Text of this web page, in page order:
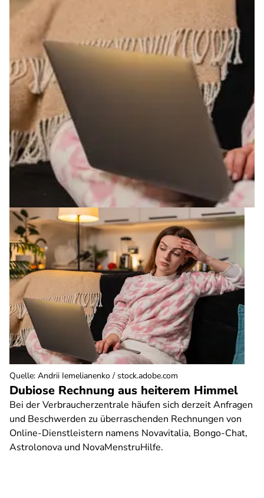
Dubiose Rechnung aus heiterem Himmel
Bei der Verbraucherzentrale häufen sich derzeit Anfragen
und Beschwerden zu überraschenden Rechnungen von
Online-Dienstleistern namens Novavitalia, Bongo-Chat,
Astrolonova und NovaMenstruHilfe.
Quelle: Andrii Iemelianenko / stock.adobe.com